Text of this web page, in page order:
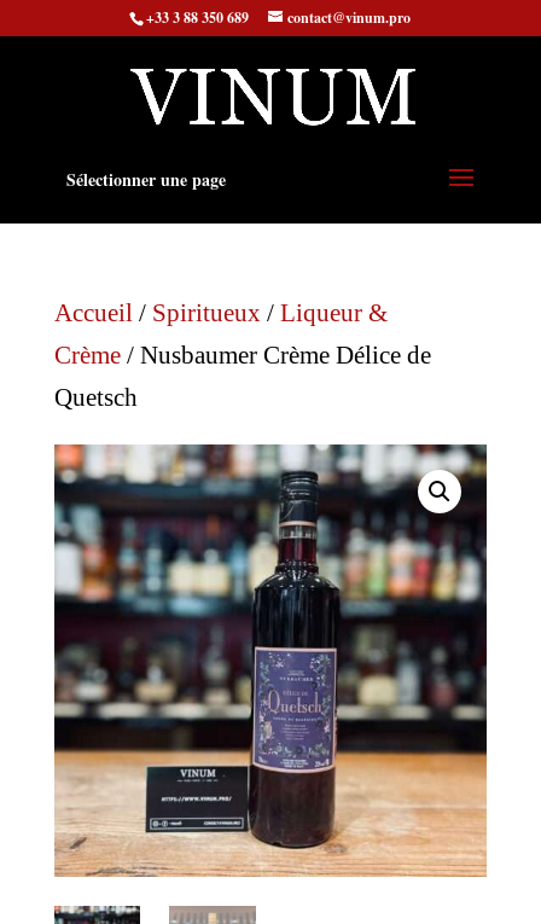
+33 3 88 350 689 contact@vinum.pro
Sélectionner une page
Accueil/ Spiritueux/ Liqueur &
Crème/ Nusbaumer Crème Délice de
Quetsch